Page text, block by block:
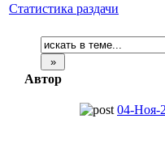
Статистика раздачи
Автор
04-Ноя-